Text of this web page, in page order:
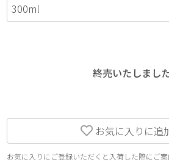
300ml
終売いたしました
お気に入りに追
お気に入りにご登録いただくと入荷した際にご案